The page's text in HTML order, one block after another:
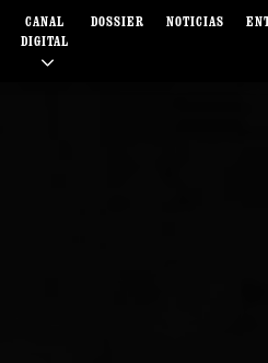
CANAL
DIGITAL
DOSSIER NOTICIAS